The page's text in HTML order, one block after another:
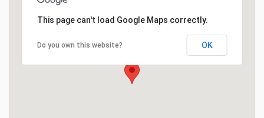
This page can't load Google Maps correctly.
Do you own this website? OK